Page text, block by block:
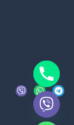
V
i
W
h
a
t
s
T
e
l
e